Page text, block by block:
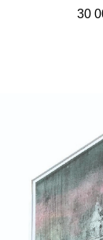
30